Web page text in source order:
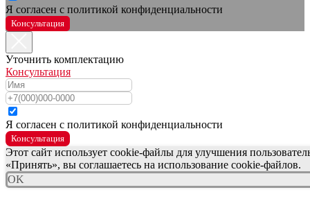
Я согласен с политикой конфиденциальности
Консультация
Уточнить комплектацию
Консультация
Я согласен с политикой конфиденциальности
Консультация
Этот сайт использует cookie-файлы для улучшения
«Принять», вы соглашаетесь на использование cookie-файлов.
OK